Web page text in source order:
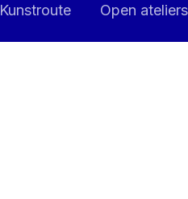
Kunstroute Open ateliers